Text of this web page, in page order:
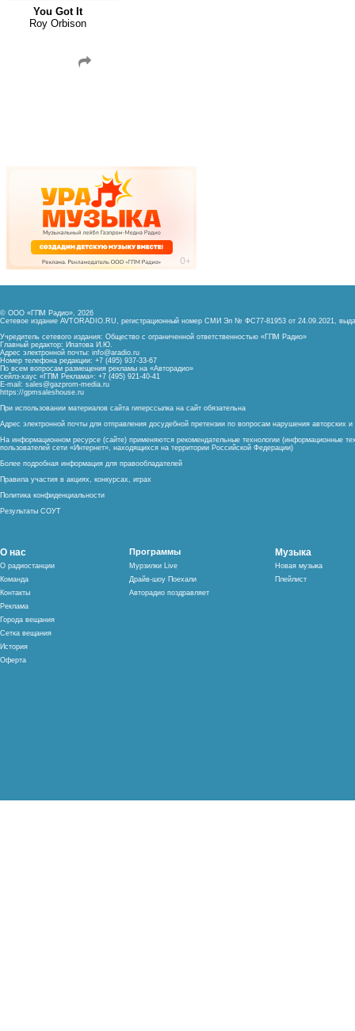
You Got It
Roy Orbison
© ООО «ГПМ Радио», 2026
Сетевое издание AVTORADIO.RU, регистрационный номер СМИ Эл № ФС77-81953 от 24.09.2021,
Учредитель сетевого издания: Общество с ограниченной ответственностью «ГПМ Радио»
Главный редактор: Ипатова И.Ю.
Адрес электронной почты: info@aradio.ru
Номер телефона редакции: +7 (495) 937-33-67
По всем вопросам размещения рекламы на «Авторадио»
сейлз-хаус «ГПМ Реклама»: +7 (495) 921-40-41
E-mail: sales@gazprom-media.ru
https://gpmsaleshouse.ru
При использовании материалов сайта гиперссылка на сайт обязательна
Адрес электронной почты для отправления досудебной претензии по вопросам нарушения авторских
На информационном ресурсе (сайте) применяются рекомендательные технологии (информационные
пользователей сети «Интернет», находящихся на территории Российской Федерации)
Более подробная информация для правообладателей
Правила участия в акциях, конкурсах, играх
Политика конфиденциальности
Результаты СОУТ
О нас
О радиостанции
Команда
Контакты
Реклама
Города вещания
Сетка вещания
История
Оферта
Программы
Мурзилки Live
Драйв-шоу Поехали
Авторадио поздравляет
Музыка
Новая музыка
Плейлист